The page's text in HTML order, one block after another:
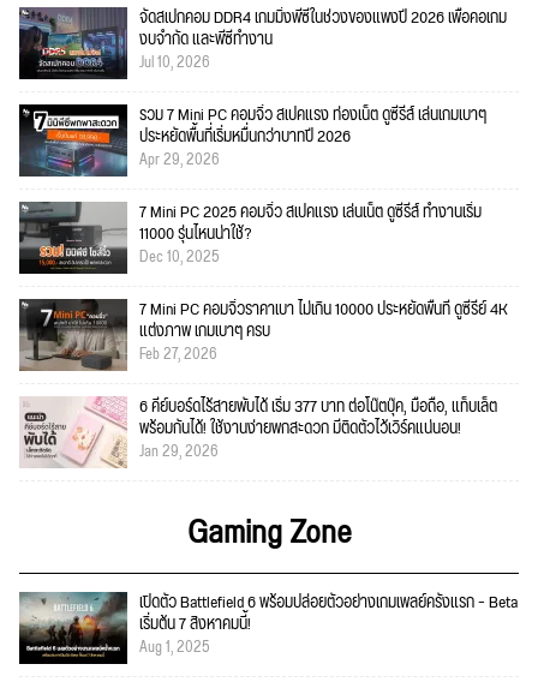
จัดสเปกคอม DDR4 เกมมิ่งพีซีในช่วงของแพงปี 2026 เพื่อคอเกม
งบจำกัด และพีซีทำงาน
Jul 10, 2026
รวม 7 Mini PC คอมจิ๋ว สเปคแรง ท่องเน็ต ดูซีรีส์ เล่นเกมเบาๆ
ประหยัดพื้นที่เริ่มหมื่นกว่าบาทปี 2026
Apr 29, 2026
7 Mini PC 2025 คอมจิ๋ว สเปคแรง เล่นเน็ต ดูซีรีส์ ทำงานเริ่ม
11000 รุ่นไหนน่าใช้?
Dec 10, 2025
7 Mini PC คอมจิ๋วราคาเบา ไม่เกิน 10000 ประหยัดพื้นที่ ดูซีรีย์ 4K
แต่งภาพ เกมเบาๆ ครบ
Feb 27, 2026
6 คีย์บอร์ดไร้สายพับได้ เริ่ม 377 บาท ต่อโน๊ตบุ๊ค, มือถือ, แท็บเล็ต
พร้อมกันได้! ใช้งานง่ายพกสะดวก มีติดตัวไว้เวิร์คแน่นอน!
Jan 29, 2026
Gaming Zone
เปิดตัว Battlefield 6 พร้อมปล่อยตัวอย่างเกมเพลย์ครั้งแรก – Beta
เริ่มต้น 7 สิงหาคมนี้!
Aug 1, 2025